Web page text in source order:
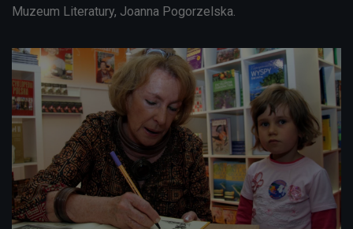
Muzeum Literatury, Joanna Pogorzelska.